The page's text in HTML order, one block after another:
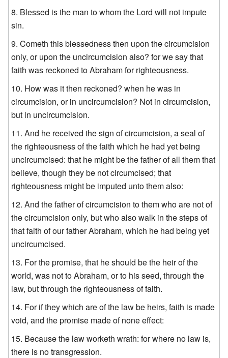
Blessed is the man to whom the Lord will not impute
sin.
Cometh this blessedness then upon the circumcision
only, or upon the uncircumcision also? for we say that
faith was reckoned to Abraham for righteousness.
How was it then reckoned? when he was in
circumcision, or in uncircumcision? Not in circumcision,
but in uncircumcision.
And he received the sign of circumcision, a seal of
the righteousness of the faith which he had yet being
uncircumcised: that he might be the father of all them that
believe, though they be not circumcised; that
righteousness might be imputed unto them also:
And the father of circumcision to them who are not of
the circumcision only, but who also walk in the steps of
that faith of our father Abraham, which he had being yet
uncircumcised.
For the promise, that he should be the heir of the
world, was not to Abraham, or to his seed, through the
law, but through the righteousness of faith.
For if they which are of the law be heirs, faith is made
void, and the promise made of none effect:
Because the law worketh wrath: for where no law is,
there is no transgression.